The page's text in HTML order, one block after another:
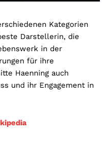
Kategorien
Darstellerin, die
in der
für ihre
Haenning auch
und ihr Engagement in